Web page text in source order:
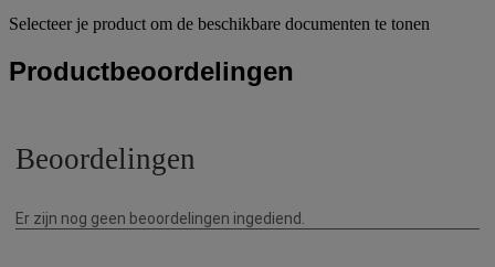
Selecteer je product om de beschikbare documenten te tonen
Productbeoordelingen